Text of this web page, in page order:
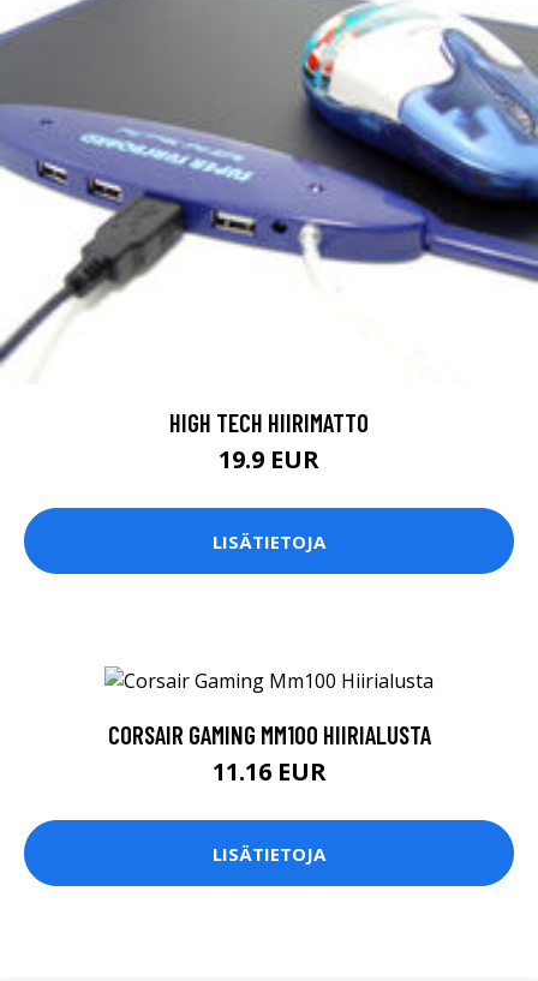
HIGH TECH HIIRIMATTO
19.9 EUR
LISÄTIETOJA
CORSAIR GAMING MM100 HIIRIALUSTA
11.16 EUR
LISÄTIETOJA